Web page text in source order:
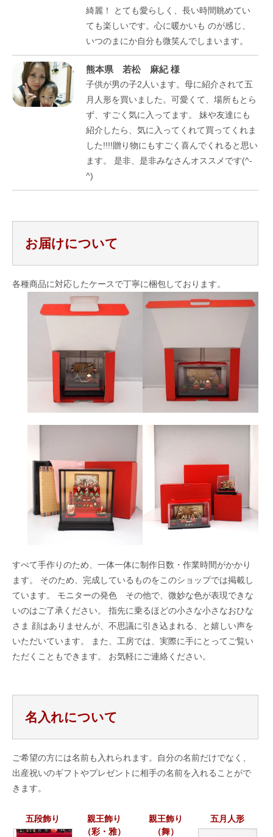
綺麗！ とても愛らしく、長い時間眺めてい
ても楽しいです。心に暖かいも のが感じ、
いつのまにか自分も微笑んでしまいます。
熊本県 若松 麻紀 様
子供が男の子2人います。母に紹介されて五
月人形を買いました。可愛くて、場所もとら
ず、すごく気に入ってます。 妹や友達にも
紹介したら、気に入ってくれて買ってくれま
した!!!!贈り物にもすごく喜んでくれると思い
ます。 是非、是非みなさんオススメです(^-
^)
お届けについて
各種商品に対応したケースで丁寧に梱包しております。
すべて手作りのため、一体一体に制作日数・作業時間がかかり
ます。 そのため、完成しているものをこのショップでは掲載し
ています。 モニターの発色 その他で、微妙な色が表現できな
いのはご了承ください。 指先に乗るほどの小さな小さなおひな
さま 顔はありませんが、不思議に引き込まれる、と嬉しい声を
いただいています。 また、工房では、実際に手にとってご覧い
ただくこともできます。 お気軽にご連絡ください。
名入れについて
ご希望の方には名前も入れられます。自分の名前だけでなく、
出産祝いのギフトやプレゼントに相手の名前を入れることがで
きます。
五段飾り
親王飾り
（彩・雅）
親王飾り
（舞）
五月人形